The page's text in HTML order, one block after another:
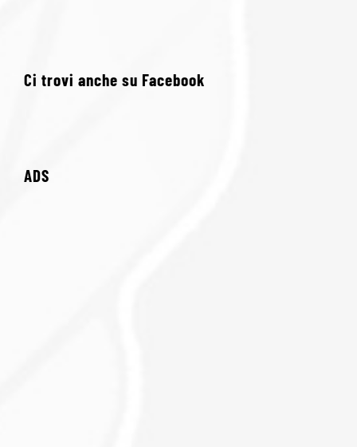
Ci trovi anche su Facebook
ADS